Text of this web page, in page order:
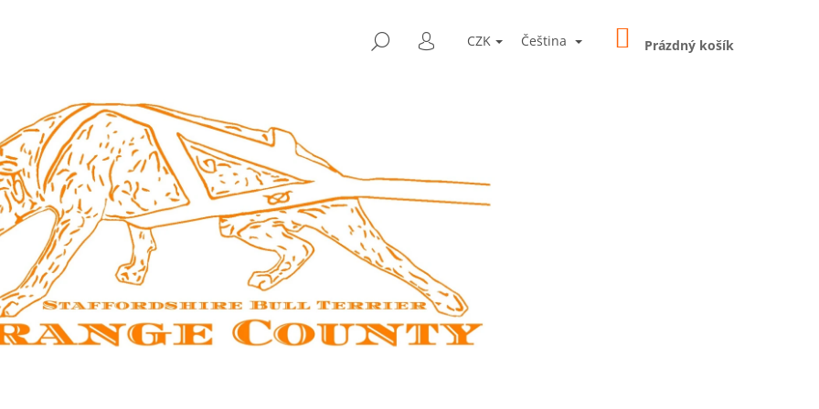
HLEDAT
PŘIHLÁŠENÍ
CZK Čeština NÁKUPNÍ
KOŠÍK
Prázdný košík
CO POTŘEBUJETE NAJÍT?
HLEDAT
DOPORUČUJEME